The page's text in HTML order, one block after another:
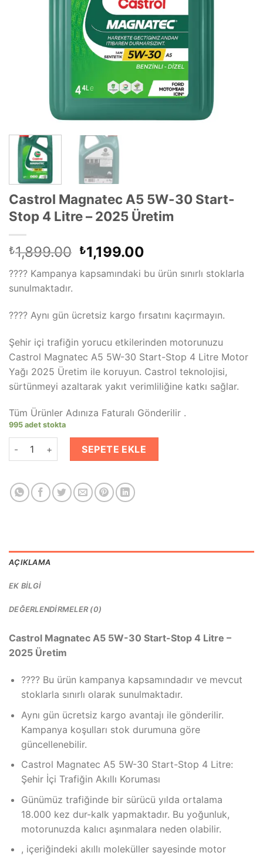
Castrol Magnatec A5 5W-30 Start-
Stop 4 Litre – 2025 Üretim
₺1,899.00 Orijinal
fiyat:
₺1,899.00.
₺1,199.00
andaki
fiyat:
???? Kampanya kapsamındaki bu ürün sınırlı stoklarla
sunulmaktadır.
???? Aynı gün ücretsiz kargo fırsatını kaçırmayın.
Şehir içi trafiğin yorucu etkilerinden motorunuzu
Castrol Magnatec A5 5W-30 Start-Stop 4 Litre Motor
Yağı 2025 Üretim ile koruyun. Castrol teknolojisi,
sürtünmeyi azaltarak yakıt verimliliğine katkı sağlar.
Tüm Ürünler Adınıza Faturalı Gönderilir .
995 adet stokta
Castrol Magnatec A5 5W-30 Start-Stop 4 Litre - 2025 Üretim
SEPETE EKLE
AÇIKLAMA
EK BILGI
DEĞERLENDIRMELER (0)
Castrol Magnatec A5 5W-30 Start-Stop 4 Litre –
2025 Üretim
???? Bu ürün kampanya kapsamındadır ve mevcut
stoklarla sınırlı olarak sunulmaktadır.
Aynı gün ücretsiz kargo avantajı ile gönderilir.
Kampanya koşulları stok durumuna göre
güncellenebilir.
Castrol Magnatec A5 5W-30 Start-Stop 4 Litre:
Şehir İçi Trafiğin Akıllı Koruması
Günümüz trafiğinde bir sürücü yılda ortalama
18.000 kez dur-kalk yapmaktadır. Bu yoğunluk,
motorunuzda kalıcı aşınmalara neden olabilir.
, içeriğindeki akıllı moleküller sayesinde motor